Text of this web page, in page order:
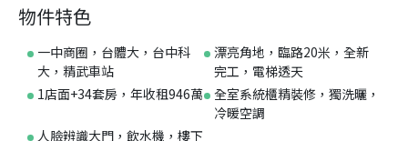
物件特色
一中商圈，台體大，台中科
大，精武車站
漂亮角地，臨路20米，全新
完工，電梯透天
1店面+34套房，年收租946萬 全室系統櫃精裝修，獨洗曬，
冷暖空調
人臉辨識大門，飲水機，樓下